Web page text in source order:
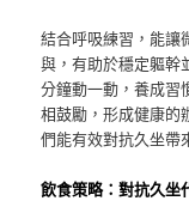
結合呼吸練習，能讓
與，有助於穩定軀幹
分鐘動一動，養成習
相鼓勵，形成健康的
們能有效對抗久坐帶
飲食策略：對抗久坐